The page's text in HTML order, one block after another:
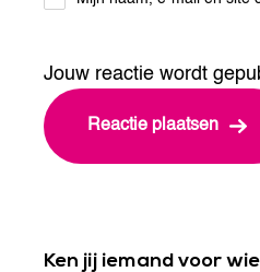
Jouw reactie wordt
Ken jij iemand voor